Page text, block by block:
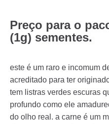
Preço para o
(1g) sementes.
este é um raro e incomum
acreditado para ter
tem listras verdes escuras
profundo como ele
do olho real. a carne é um